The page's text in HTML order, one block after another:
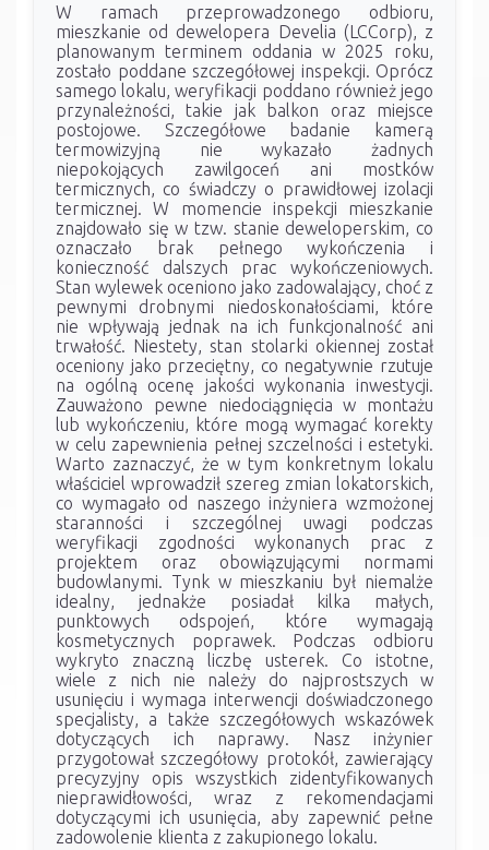
W ramach przeprowadzonego odbioru,
mieszkanie od dewelopera Develia (LCCorp), z
planowanym terminem oddania w 2025 roku,
zostało poddane szczegółowej inspekcji. Oprócz
samego lokalu, weryfikacji poddano również jego
przynależności, takie jak balkon oraz miejsce
postojowe. Szczegółowe badanie kamerą
termowizyjną nie wykazało żadnych
niepokojących zawilgoceń ani mostków
termicznych, co świadczy o prawidłowej izolacji
termicznej. W momencie inspekcji mieszkanie
znajdowało się w tzw. stanie deweloperskim, co
oznaczało brak pełnego wykończenia i
konieczność dalszych prac wykończeniowych.
Stan wylewek oceniono jako zadowalający, choć z
pewnymi drobnymi niedoskonałościami, które
nie wpływają jednak na ich funkcjonalność ani
trwałość. Niestety, stan stolarki okiennej został
oceniony jako przeciętny, co negatywnie rzutuje
na ogólną ocenę jakości wykonania inwestycji.
Zauważono pewne niedociągnięcia w montażu
lub wykończeniu, które mogą wymagać korekty
w celu zapewnienia pełnej szczelności i estetyki.
Warto zaznaczyć, że w tym konkretnym lokalu
właściciel wprowadził szereg zmian lokatorskich,
co wymagało od naszego inżyniera wzmożonej
staranności i szczególnej uwagi podczas
weryfikacji zgodności wykonanych prac z
projektem oraz obowiązującymi normami
budowlanymi. Tynk w mieszkaniu był niemalże
idealny, jednakże posiadał kilka małych,
punktowych odspojeń, które wymagają
kosmetycznych poprawek. Podczas odbioru
wykryto znaczną liczbę usterek. Co istotne,
wiele z nich nie należy do najprostszych w
usunięciu i wymaga interwencji doświadczonego
specjalisty, a także szczegółowych wskazówek
dotyczących ich naprawy. Nasz inżynier
przygotował szczegółowy protokół, zawierający
precyzyjny opis wszystkich zidentyfikowanych
nieprawidłowości, wraz z rekomendacjami
dotyczącymi ich usunięcia, aby zapewnić pełne
zadowolenie klienta z zakupionego lokalu.